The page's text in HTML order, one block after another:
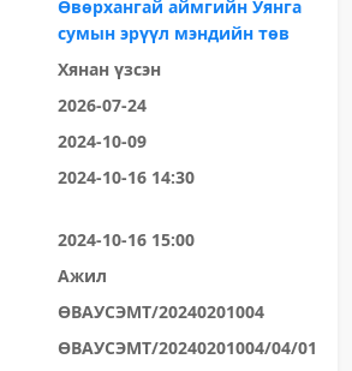
Өвөрхангай аймгийн Уянга
сумын эрүүл мэндийн төв
Хянан үзсэн
2026-07-24
2024-10-09
2024-10-16 14:30
2024-10-16 15:00
Ажил
ӨВАУСЭМТ/20240201004
ӨВАУСЭМТ/20240201004/04/01